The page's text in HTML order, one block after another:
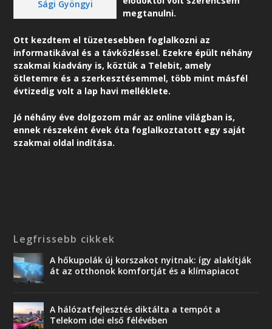
Sági Gyöngyi
megtanulni.
Ott kezdtem el tüzetesebben foglalkozni az
informatikával és a távközléssel. Ezekre épült néhány
szakmai kiadvány is, köztük a Telebit, amely
ötletemre és a szerkesztésemmel, több mint másfél
évtizedig volt a lap havi melléklete.
Jó néhány éve dolgozom már az online világban is,
ennek részeként évek óta foglalkoztatott egy saját
szakmai oldal indítása.
Legfrissebb cikkek
A hőkupolák új korszakot nyitnak: így alakítják
át az otthonok komfortját és a klímapiacot
A hálózatfejlesztés diktálta a tempót a
Telekom idei első félévében